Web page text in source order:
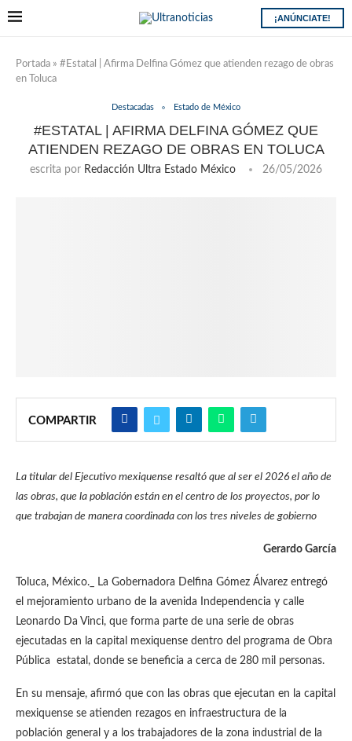
¡ANÚNCIATE!
Portada » #Estatal | Afirma Delfina Gómez que atienden rezago de obras
en Toluca
Destacadas Estado de México
#ESTATAL | AFIRMA DELFINA GÓMEZ QUE
ATIENDEN REZAGO DE OBRAS EN TOLUCA
escrita por Redacción Ultra Estado México 26/05/2026
COMPARTIR
La titular del Ejecutivo mexiquense resaltó que al ser el 2026 el año de
las obras, que la población están en el centro de los proyectos, por lo
que trabajan de manera coordinada con los tres niveles de gobierno
Gerardo García
Toluca, México._ La Gobernadora Delfina Gómez Álvarez entregó
el mejoramiento urbano de la avenida Independencia y calle
Leonardo Da Vinci, que forma parte de una serie de obras
ejecutadas en la capital mexiquense dentro del programa de Obra
Pública estatal, donde se beneficia a cerca de 280 mil personas.
En su mensaje, afirmó que con las obras que ejecutan en la capital
mexiquense se atienden rezagos en infraestructura de la
población general y a los trabajadores de la zona industrial de la